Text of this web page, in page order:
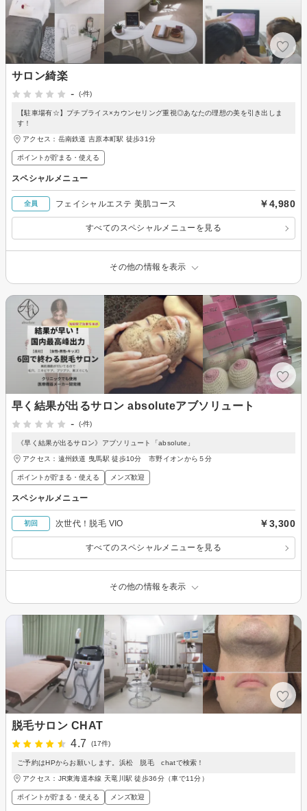
サロン綺楽
-
(-件)
【駐車場有☆】プチプライス×カウンセリング重視◎あなたの理想の美を引き出しま
す！
アクセス：岳南鉄道 吉原本町駅 徒歩31分
ポイントが貯まる・使える
スペシャルメニュー
全員 フェイシャルエステ 美肌コース ￥4,980
すべてのスペシャルメニューを見る
その他の情報を表示
早く結果が出るサロン absoluteアブソリュート
-
(-件)
《早く結果が出るサロン》アブソリュート「absolute」
アクセス：遠州鉄道 曳馬駅 徒歩10分 市野イオンから５分
ポイントが貯まる・使える メンズ歓迎
スペシャルメニュー
初回 次世代！脱毛 VIO ￥3,300
すべてのスペシャルメニューを見る
その他の情報を表示
脱毛サロン CHAT
4.7
(17件)
ご予約はHPからお願いします。浜松 脱毛 chatで検索！
アクセス：JR東海道本線 天竜川駅 徒歩36分（車で11分）
ポイントが貯まる・使える メンズ歓迎